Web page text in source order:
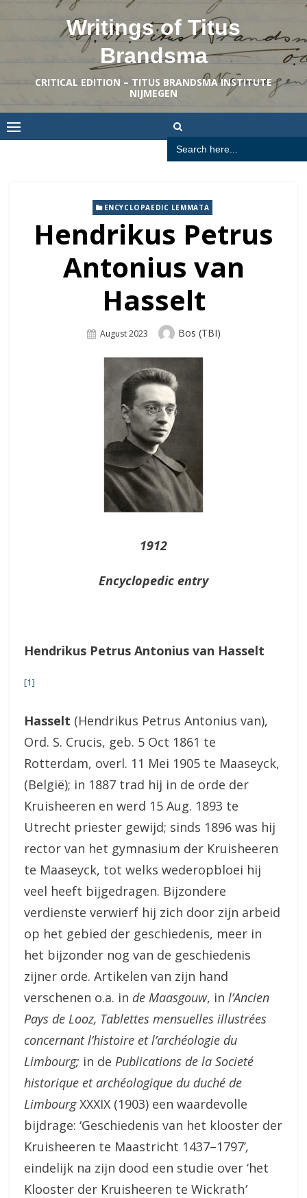
Writings of Titus
Brandsma
CRITICAL EDITION – TITUS BRANDSMA INSTITUTE
NIJMEGEN
Search
for:
ENCYCLOPAEDIC LEMMATA
Hendrikus Petrus
Antonius van
Hasselt
Posted
August 2023 Author
Bos (TBI)
1912
Encyclopedic entry
Hendrikus Petrus Antonius van Hasselt
[1]
Hasselt (Hendrikus Petrus Antonius van),
Ord. S. Crucis, geb. 5 Oct 1861 te
Rotterdam, overl. 11 Mei 1905 te Maaseyck,
(België); in 1887 trad hij in de orde der
Kruisheeren en werd 15 Aug. 1893 te
Utrecht priester gewijd; sinds 1896 was hij
rector van het gymnasium der Kruisheeren
te Maaseyck, tot welks wederopbloei hij
veel heeft bijgedragen. Bijzondere
verdienste verwierf hij zich door zijn arbeid
op het gebied der geschiedenis, meer in
het bijzonder nog van de geschiedenis
zijner orde. Artikelen van zijn hand
verschenen o.a. in de Maasgouw, in l’Ancien
Pays de Looz, Tablettes mensuelles illustrées
concernant l’histoire et l’archéologie du
Limbourg; in de Publications de la Societé
historique et archéologique du duché de
LimbourgXXXIX (1903) een waardevolle
bijdrage: ‘Geschiedenis van het klooster der
Kruisheeren te Maastricht 1437–1797’,
eindelijk na zijn dood een studie over ‘het
Klooster der Kruisheeren te Wickrath’